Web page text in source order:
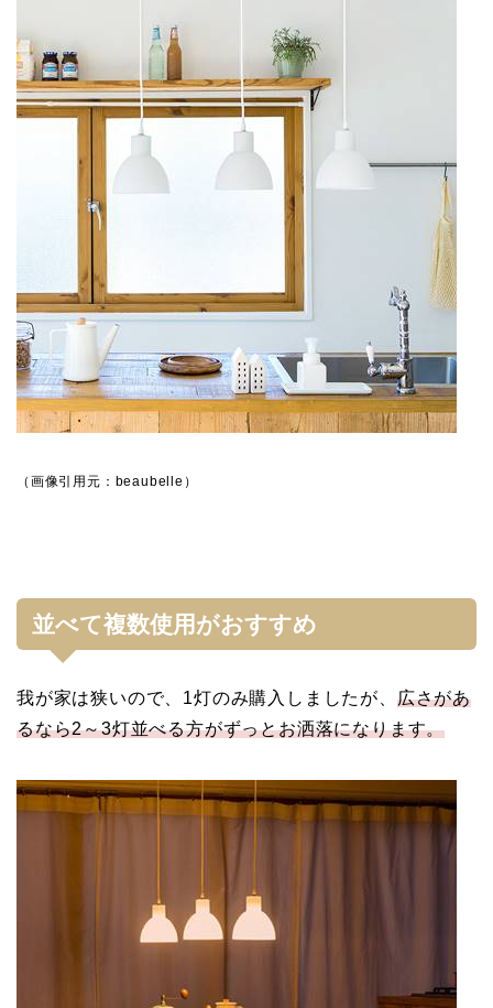
（画像引用元：beaubelle）
並べて複数使用がおすすめ
我が家は狭いので、1灯のみ購入しましたが、 広さがあ
るなら2～3灯並べる方がずっとお洒落になります。